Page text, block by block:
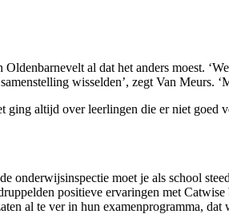
Oldenbarnevelt al dat het anders moest.
wisselden’, zegt Van Meurs.
ging altijd over leerlingen die er niet
onderwijsinspectie moet je als school
positieve ervaringen met
al te ver in hun examenprogramma,